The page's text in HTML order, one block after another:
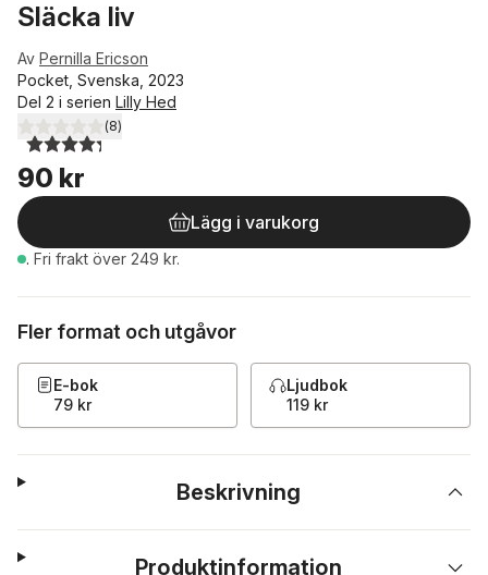
Släcka liv
Av Pernilla Ericson
Pocket, Svenska, 2023
Del 2 i serien Lilly Hed
4,3utav 5 stjärnor. Totalt antal röster:
(8)
90 kr
Lägg i varukorg
. Fri frakt över 249 kr.
Fler format och utgåvor
E-bok
79 kr
Ljudbok
119 kr
Beskrivning
Produktinformation